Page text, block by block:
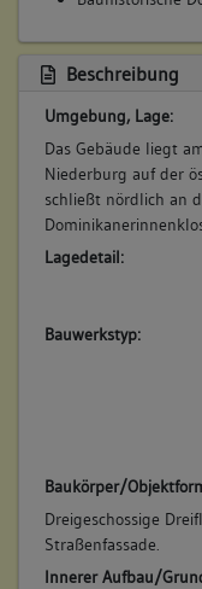
Beschreibung
Umgebung, Lage:
Das Gebäude liegt
Niederburg auf der
schließt nördlich an
Lagedetail:
Bauwerkstyp:
Baukörper/
Dreigeschossige
Straßenfassade.
Innerer Aufbau/